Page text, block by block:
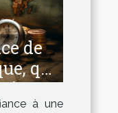
de
que
?
à une